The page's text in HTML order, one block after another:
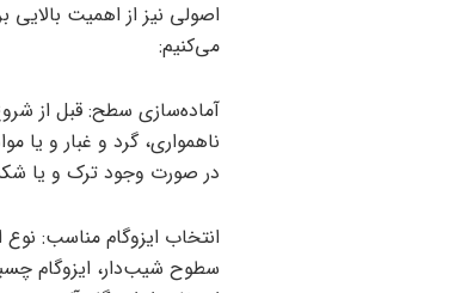
اصولی نیز از اهمیت بالایی
می‌کنیم:
آماده‌سازی سطح: قبل از
ناهمواری، گرد و غبار و یا
در صورت وجود ترک و یا
انتخاب ایزوگام مناسب:
سطوح شیب‌دار، ایزوگام